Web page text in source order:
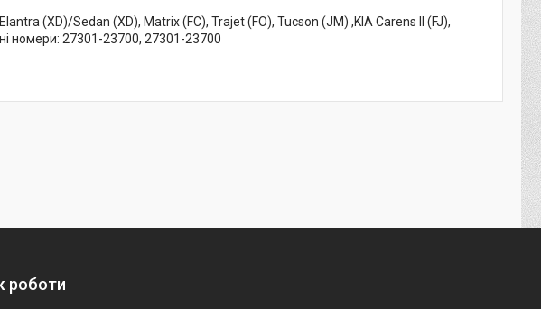
(XD)/Sedan (XD), Matrix (FC), Trajet (FO), Tucson (JM) ,KIA Carens II (FJ),
номери: 27301-23700, 27301-23700
роботи